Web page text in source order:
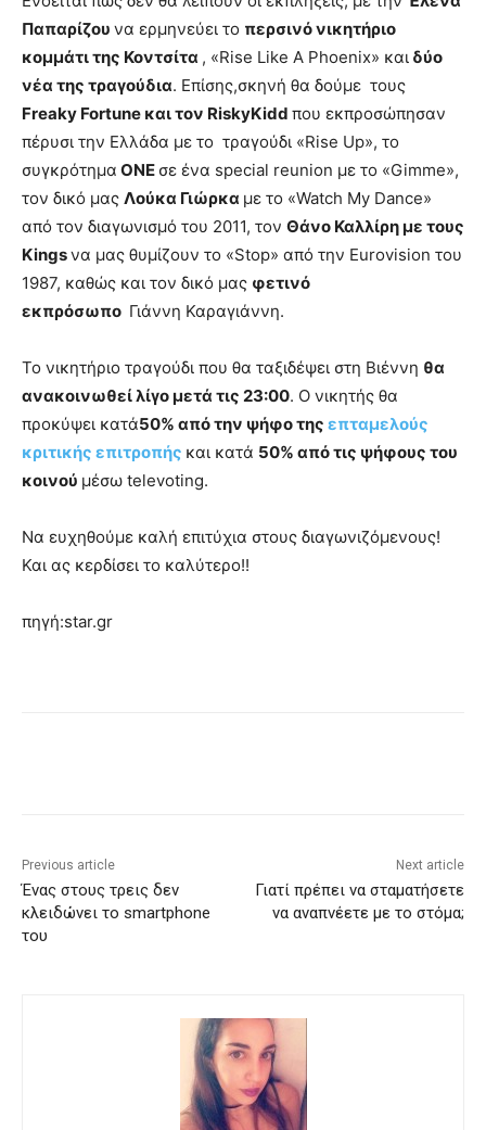
Παπαρίζου να ερμηνεύει το περσινό νικητήριο
κομμάτι της Κοντσίτα , «Rise Like A Phoenix» και δύο
νέα της τραγούδια. Επίσης,σκηνή θα δούμε τους
Freaky Fortune και τον RiskyKidd που εκπροσώπησαν
πέρυσι την Ελλάδα με το τραγούδι «Rise Up», το
συγκρότημα ONE σε ένα special reunion με το «Gimme»,
τον δικό μας Λούκα Γιώρκα με το «Watch My Dance»
από τον διαγωνισμό του 2011, τον Θάνο Καλλίρη με τους
Kingsνα μας θυμίζουν το «Stop» από την Eurovision του
1987, καθώς και τον δικό μας φετινό
εκπρόσωπο Γιάννη Καραγιάννη.
Το νικητήριο τραγούδι που θα ταξιδέψει στη Βιέννη θα
ανακοινωθεί λίγο μετά τις 23:00. Ο νικητής θα
προκύψει κατά50% από την ψήφο της επταμελούς
κριτικής επιτροπής και κατά 50% από τις ψήφους του
κοινού μέσω televoting.
Να ευχηθούμε καλή επιτύχια στους διαγωνιζόμενους!
Και ας κερδίσει το καλύτερο!!
πηγή:star.gr
Previous article
Ένας στους τρεις δεν
κλειδώνει το smartphone
του
Next article
Γιατί πρέπει να σταματήσετε
να αναπνέετε με το στόμα;